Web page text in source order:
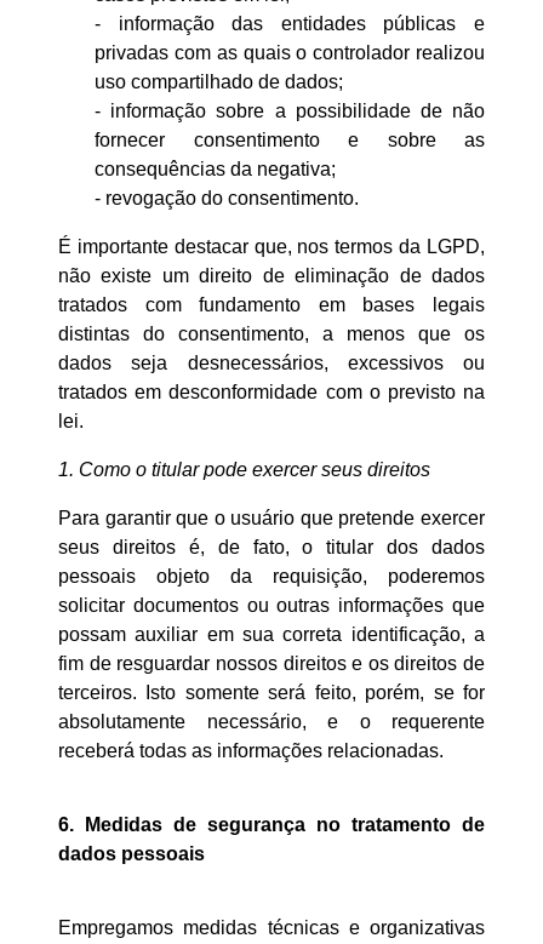
- informação das entidades públicas e
privadas com as quais o controlador realizou
uso compartilhado de dados;
- informação sobre a possibilidade de não
fornecer consentimento e sobre as
consequências da negativa;
- revogação do consentimento.
É importante destacar que, nos termos da LGPD,
não existe um direito de eliminação de dados
tratados com fundamento em bases legais
distintas do consentimento, a menos que os
dados seja desnecessários, excessivos ou
tratados em desconformidade com o previsto na
lei.
1. Como o titular pode exercer seus direitos
Para garantir que o usuário que pretende exercer
seus direitos é, de fato, o titular dos dados
pessoais objeto da requisição, poderemos
solicitar documentos ou outras informações que
possam auxiliar em sua correta identificação, a
fim de resguardar nossos direitos e os direitos de
terceiros. Isto somente será feito, porém, se for
absolutamente necessário, e o requerente
receberá todas as informações relacionadas.
6.
Medidas de segurança no tratamento de
dados pessoais
Empregamos medidas técnicas e organizativas